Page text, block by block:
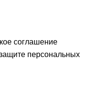
соглашение
персональных